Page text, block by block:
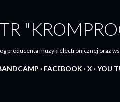
producenta muzyki electronicznej oraz
FACEBOOK X YOU